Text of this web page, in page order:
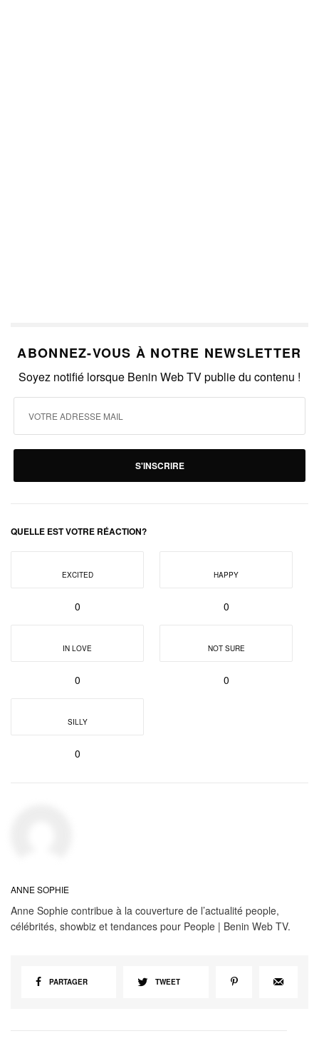
ABONNEZ-VOUS À NOTRE NEWSLETTER
Soyez notifié lorsque Benin Web TV publie du contenu !
S'INSCRIRE
QUELLE EST VOTRE RÉACTION?
EXCITED
0
HAPPY
0
IN LOVE
0
NOT SURE
0
SILLY
0
ANNE SOPHIE
Anne Sophie contribue à la couverture de l’actualité people,
célébrités, showbiz et tendances pour People | Benin Web TV.
PARTAGER TWEET